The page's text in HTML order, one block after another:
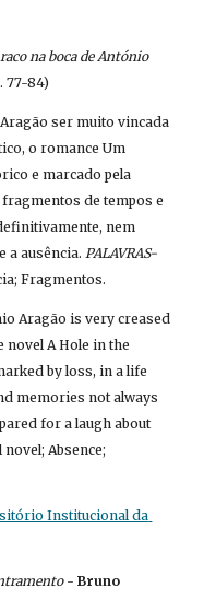
na boca de António
77-84)
ser muito vincada
o romance Um
e marcado pela
de tempos e
nem
a ausência. PALAVRAS-
Fragmentos.
Aragão is very creased
novel A Hole in the
by loss, in a life
memories not always
for a laugh about
Absence;
Institucional da
- Bruno